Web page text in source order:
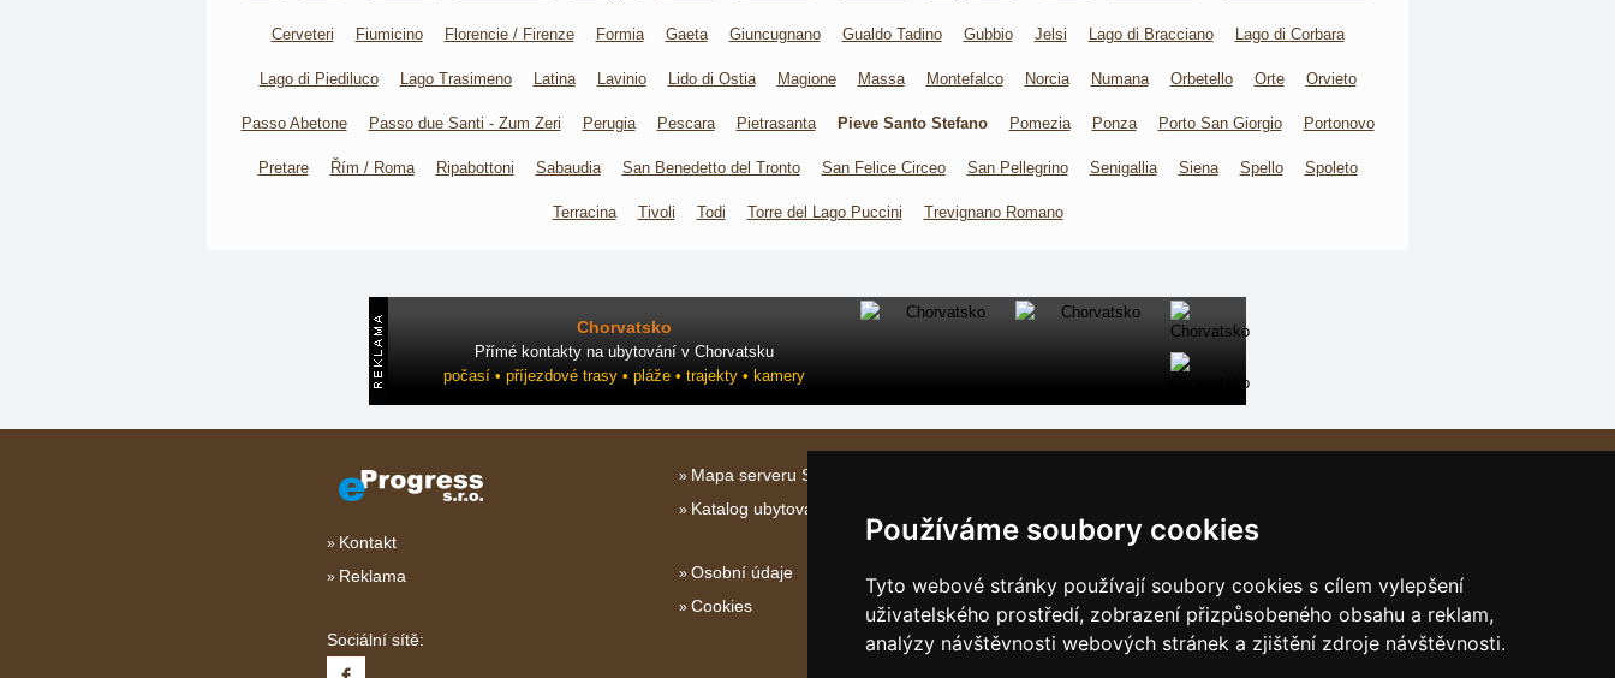
Používáme soubory cookies
Tyto webové stránky používají soubory cookies s cílem vylepšení
uživatelského prostředí, zobrazení přizpůsobeného obsahu a reklam,
analýzy návštěvnosti webových stránek a zjištění zdroje návštěvnosti.
Cerveteri Fiumicino Florencie / Firenze Formia Gaeta Giuncugnano Gualdo Tadino Gubbio Jelsi Lago di Bracciano Lago di Corbara
Lago di Piediluco Lago Trasimeno Latina Lavinio Lido di Ostia Magione Massa Montefalco Norcia Numana Orbetello Orte Orvieto
Passo Abetone Passo due Santi - Zum Zeri Perugia Pescara Pietrasanta Pieve Santo Stefano Pomezia Ponza Porto San Giorgio Portonovo
Pretare Řím / Roma Ripabottoni Sabaudia San Benedetto del Tronto San Felice Circeo San Pellegrino Senigallia Siena Spello Spoleto
Terracina Tivoli Todi Torre del Lago Puccini Trevignano Romano
Chorvatsko
Přímé kontakty na ubytování v Chorvatsku
počasí • příjezdové trasy • pláže • trajekty • kamery
Kontakt
Reklama
Sociální sítě:
Mapa serveru Střední Itálie
Katalog ubytování
Osobní údaje
Cookies
Slovenské hory
Chorvatsko
Alpy
Itálie